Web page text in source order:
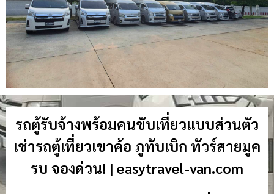
รถตู้รับจ้างพร้อมคนขับเที่ยวแบบส่วนตัว
เช่ารถตู้เที่ยวเขาค้อ ภูทับเบิก ทัวร์สายมูค
รบ จองด่วน! | easytravel-van.com